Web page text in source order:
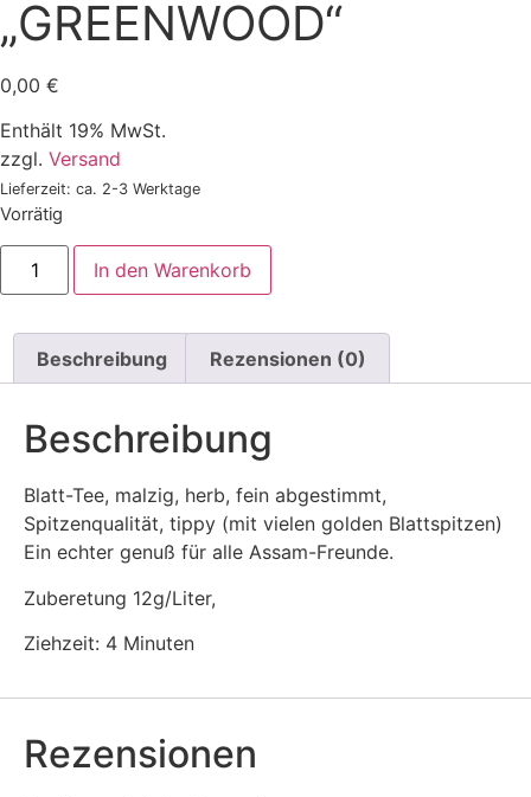
„GREENWOOD“
0,00 €
Enthält 19% MwSt.
zzgl. Versand
Lieferzeit: ca. 2-3 Werktage
Vorrätig
PROBE-
ASSAM
TGFOP
Menge
In den Warenkorb
Beschreibung Rezensionen (0)
Beschreibung
Blatt-Tee, malzig, herb, fein abgestimmt,
Spitzenqualität, tippy (mit vielen golden Blattspitzen)
Ein echter genuß für alle Assam-Freunde.
Zuberetung 12g/Liter,
Ziehzeit: 4 Minuten
Rezensionen